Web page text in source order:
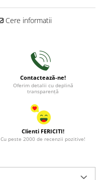
Cere informatii
Contactează-ne!
Oferim detalii cu deplină
transparență
Clienti FERICITI!
Cu peste 2000 de recenzii pozitive!